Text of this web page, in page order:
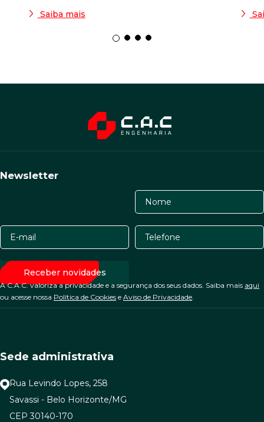
Saiba mais
Newsletter
A C.A.C. valoriza a privacidade e a segurança dos seus dados. Saiba mais aqui
ou acesse nossa Política de Cookies e Aviso de Privacidade
Sede administrativa
Rua Levindo Lopes, 258
Savassi - Belo Horizonte/MG
CEP 30140-170